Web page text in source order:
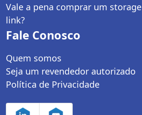
Vale a pena comprar um storage
link?
Fale Conosco
Quem somos
Seja um revendedor autorizado
Política de Privacidade